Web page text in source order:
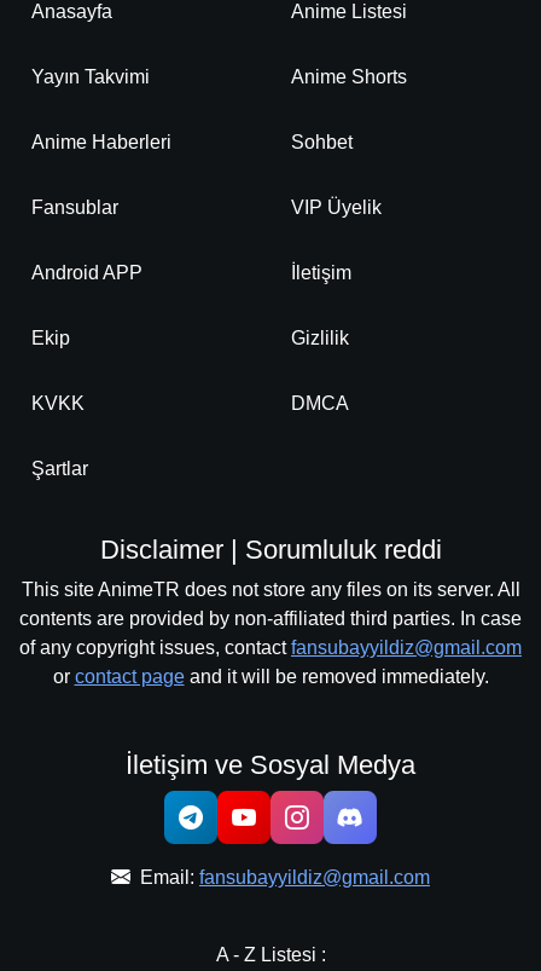
Anasayfa Anime Listesi
Yayın Takvimi Anime Shorts
Anime Haberleri Sohbet
Fansublar VIP Üyelik
Android APP İletişim
Ekip Gizlilik
KVKK DMCA
Şartlar
Disclaimer | Sorumluluk reddi
This site AnimeTR does not store any files on its server. All
contents are provided by non-affiliated third parties. In case
of any copyright issues, contactfansubayyildiz@gmail.com
or contact pageand it will be removed immediately.
İletişim ve Sosyal Medya
Email: fansubayyildiz@gmail.com
A - Z Listesi :